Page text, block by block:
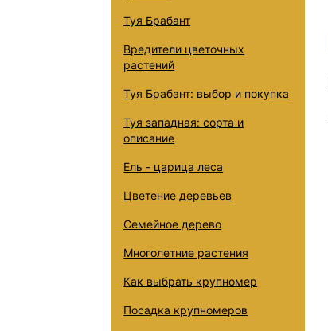
Туя Брабант
Вредители цветочных
растений
Туя Брабант: выбор и покупка
Туя западная: сорта и
описание
Ель - царица леса
Цветение деревьев
Семейное дерево
Многолетние растения
Как выбрать крупномер
Посадка крупномеров